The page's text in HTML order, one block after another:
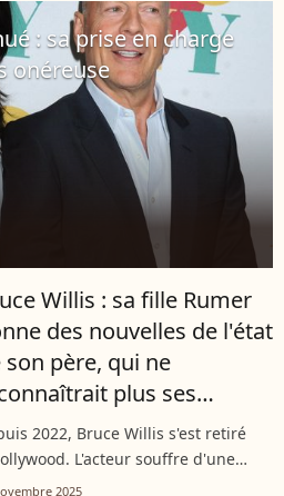
Hard ne réalise pas l'état...
: sa prise en charge
onéreuse
Willis : sa fille Rumer
des nouvelles de l'état
son père, qui ne
plus ses
2022, Bruce Willis s'est retiré
L'acteur souffre d'une
de démence incurable. Après sa
2025